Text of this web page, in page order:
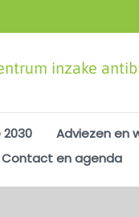
inzake
2030 Adviezen en
Contact en agenda